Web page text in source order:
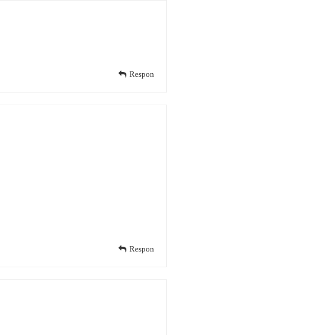
Respon
Respon